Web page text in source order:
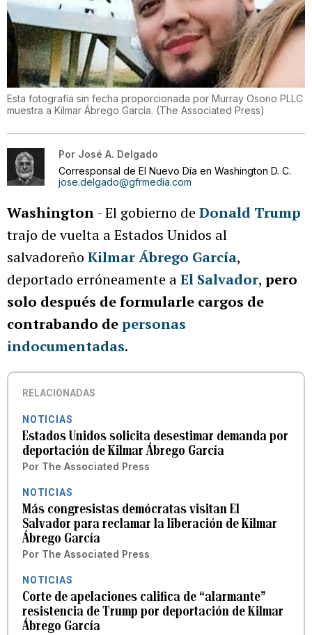
Esta fotografía sin fecha proporcionada por Murray Osorio PLLC
muestra a Kilmar Ábrego García. (The Associated Press)
Por José A. Delgado
Corresponsal de El Nuevo Día en Washington D. C.
jose.delgado@gfrmedia.com
Washington- El gobierno de Donald Trump
trajo de vuelta a Estados Unidos al
salvadoreño Kilmar Ábrego García,
deportado erróneamente aEl Salvador, pero
solo después de formularle cargos de
contrabando depersonas
indocumentadas.
RELACIONADAS
NOTICIAS
Estados Unidos solicita desestimar demanda por
deportación de Kilmar Ábrego García
Por The Associated Press
NOTICIAS
Más congresistas demócratas visitan El
Salvador para reclamar la liberación de Kilmar
Ábrego García
Por The Associated Press
NOTICIAS
Corte de apelaciones califica de “alarmante”
resistencia de Trump por deportación de Kilmar
Ábrego García